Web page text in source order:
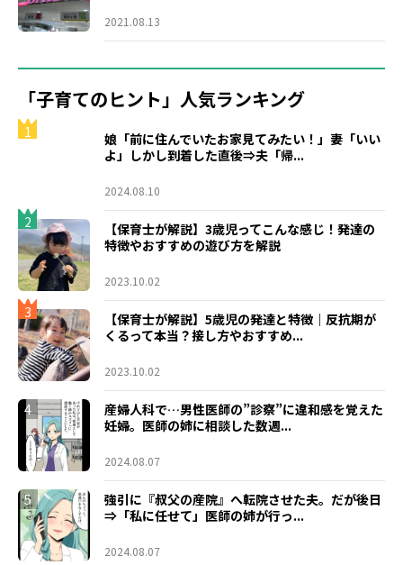
2021.08.13
「子育てのヒント」人気ランキング
1
娘「前に住んでいたお家見てみたい！」妻「いい
よ」しかし到着した直後⇒夫「帰...
2024.08.10
2
【保育士が解説】3歳児ってこんな感じ！発達の
特徴やおすすめの遊び方を解説
2023.10.02
3
【保育士が解説】5歳児の発達と特徴｜反抗期が
くるって本当？接し方やおすすめ...
2023.10.02
4
産婦人科で…男性医師の”診察”に違和感を覚えた
妊婦。医師の姉に相談した数週...
2024.08.07
5
強引に『叔父の産院』へ転院させた夫。だが後日
⇒「私に任せて」医師の姉が行っ...
2024.08.07